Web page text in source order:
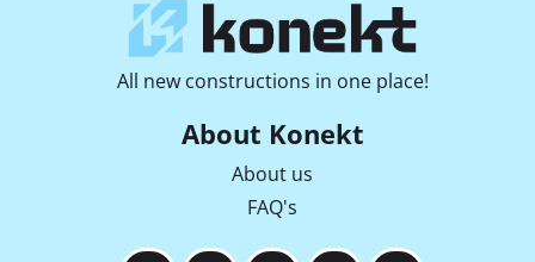
All new constructions in one place!
About Konekt
About us
FAQ's